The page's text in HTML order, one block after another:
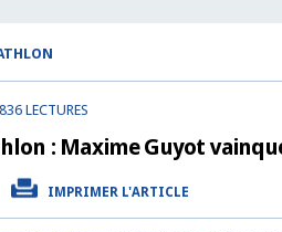
LECTURES
: Maxime Guyot
IMPRIMER L'ARTICLE